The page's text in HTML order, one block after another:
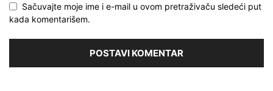
Sačuvajte moje ime i e-mail u ovom pretraživaču sledeći put
kada komentarišem.